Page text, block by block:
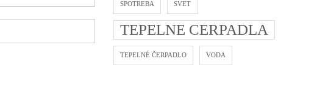
SPOTREBA SVET
TEPELNE CERPADLA
TEPELNÉ ČERPADLO VODA